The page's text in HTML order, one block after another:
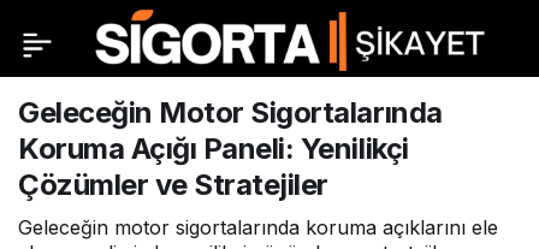
Geleceğin Motor Sigortalarında
Koruma Açığı Paneli: Yenilikçi
Çözümler ve Stratejiler
Geleceğin motor sigortalarında koruma açıklarını ele